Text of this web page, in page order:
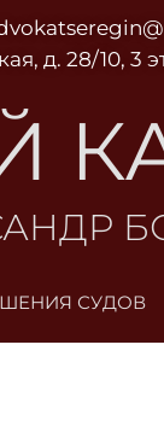
д. 28/10, 3
СУДОВ